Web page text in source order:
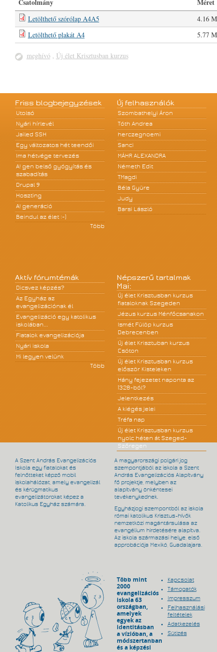
Csatolmány Méret
Letölthető szórólap A4A5
4.16
Letölthető plakát A4
5.77
meghívó , Új élet Krisztusban kurzus
Friss blogbejegyzések
Utolsó
Nyári hírlevél
Jailed SSH
Egy változatos hét teendői
Ima hétvége tervezés
A! gen belső gyógyítás és
szabadítás
Drupal 9
Hoszting
A! generáció
Beindul az élet :-)
Több
Új felhasználók
Szombathelyi Áron
Tóth Andrea
herczegnoemi
Sanci
MÁHR ALEXANDRA
Németh Edit
TMagdi
Béla Gyüre
Judy
Barsi László
Aktív fórumtémák
Dicsvez képzés?
Az Egyház az
evangelizációnak él
Evangelizáció egy katolikus
iskolában...
Fiatalok evangelizációja
Nyári iskola
Mi legyen velünk
Több
Népszerű tartalmak
Mai:
Új élet Krisztusban kurzus
fiataloknak Szegeden
Jézus kurzus Ménfőcsanakon
Ismét Fülöp kurzus
Debrecenben
Új élet Krisztuban kurzus
Csóton
Új élet Krisztusban kurzus
először Kisteleken
Hány fejezetet naponta az
1328-ból?
Jelentkezés
A kiégés jelei
Tréfa nap
Új élet Krisztusban kurzus
nyolc héten át Szeged-
Szőregen
A Szent András Evangelizációs
Iskola egy fiatalokat és
felnőtteket képző mobil
iskolahálózat, amely evangelizál
és kérügmatikus
evangelizátorokat képez a
Katolikus Egyház számára.
A magyarországi polgári jog
szempontjából az iskola a Szent
András Evangelizációs Alapítvány
fő projektje, melyben az
alapítvány önkéntesei
tevékenykednek.
Egyházjogi szempontból az iskola
római katolikus Krisztus-hívők
nemzetközi magántársulása az
evangélium hirdetésére alapítva.
Az iskola származási helye, első
approbációja Mexikó, Guadalajara.
Több mint
2000
evangelizációs
iskola 63
országban,
amelyek
egyek az
identitásban
a vízióban, a
módszertanban
és a képzési
Kapcsolat
Támogatók
Impresszum
Felhasználási
feltételek
Adatkezelés
Sütizés